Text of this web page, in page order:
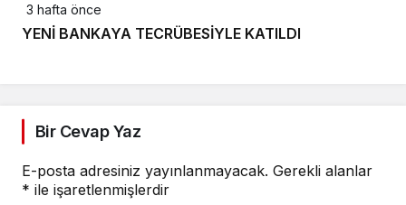
3 hafta önce
YENİ BANKAYA TECRÜBESİYLE KATILDI
Bir Cevap Yaz
E-posta adresiniz yayınlanmayacak. Gerekli alanlar
* ile işaretlenmişlerdir